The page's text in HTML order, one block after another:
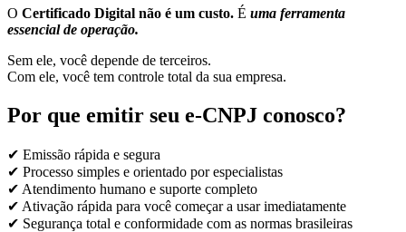
O Certificado Digital não é um custo. É uma ferramenta
essencial de operação.
Sem ele, você depende de terceiros.
Com ele, você tem controle total da sua empresa.
Por que emitir seu e-CNPJ conosco?
✔ Emissão rápida e segura
✔ Processo simples e orientado por especialistas
✔ Atendimento humano e suporte completo
✔ Ativação rápida para você começar a usar imediatamente
✔ Segurança total e conformidade com as normas brasileiras